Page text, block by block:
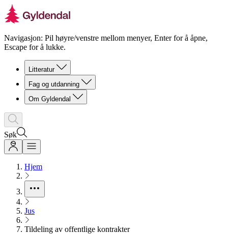
Navigasjon: Pil høyre/venstre mellom menyer, Enter for å åpne,
Escape for å lukke.
Litteratur
Fag og utdanning
Om Gyldendal
Søk
Hjem
Jus
Tildeling av offentlige kontrakter